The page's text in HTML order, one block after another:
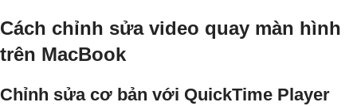
Cách chỉnh sửa video quay màn hình
trên MacBook
Chỉnh sửa cơ bản với QuickTime Player